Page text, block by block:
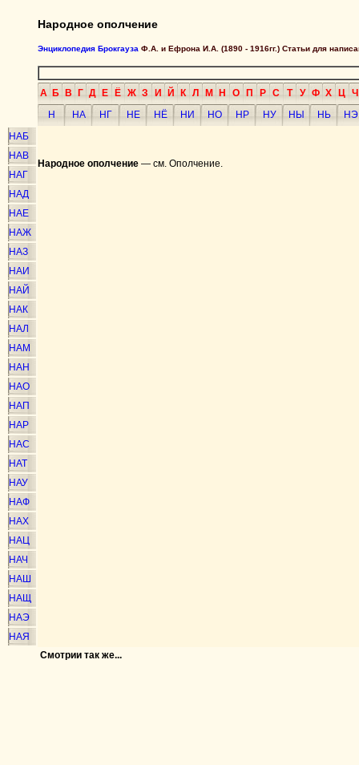
Народное ополчение
Энциклопедия Брокгауза Ф.А. и Ефрона И.А. (1890 - 1916гг.) Статьи для
А Б В Г Д Е Ё Ж З И Й К Л М Н О П Р С Т У Ф Х Ц Ч
Н
НА НГ НЕ НЁ НИ НО НР НУ НЫ НЬ
НЭ
НАБ
НАВ
НАГ
НАД
НАЕ
НАЖ
НАЗ
НАИ
НАЙ
НАК
НАЛ
НАМ
НАН
НАО
НАП
НАР
НАС
НАТ
НАУ
НАФ
НАХ
НАЦ
НАЧ
НАШ
НАЩ
НАЭ
НАЯ
Народное ополчение — см. Ополчение.
Смотрии так же...